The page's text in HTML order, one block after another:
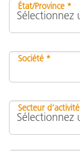
État/Province *
Société *
Secteur